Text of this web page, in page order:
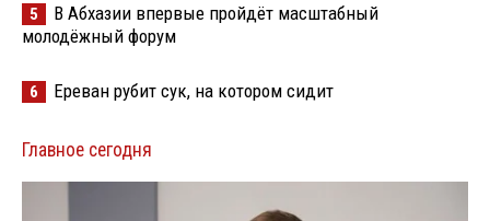
5
В Абхазии впервые пройдёт масштабный
молодёжный форум
6 Ереван рубит сук, на котором сидит
Главное сегодня